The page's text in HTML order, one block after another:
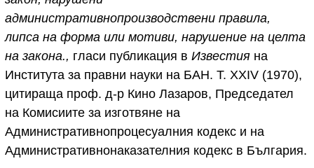
административнопроизводствени правила,
липса на форма или мотиви, нарушение на целта
на закона., гласи публикация в Известия на
Института за правни науки на БАН. Т. XXIV (1970),
цитираща проф. д-р Кино Лазаров, Председател
на Комисиите за изготвяне на
Административнопроцесуалния кодекс и на
Административнонаказателния кодекс в България.